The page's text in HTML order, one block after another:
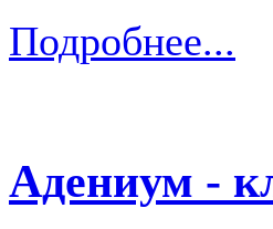
Подробнее...
Адениум -